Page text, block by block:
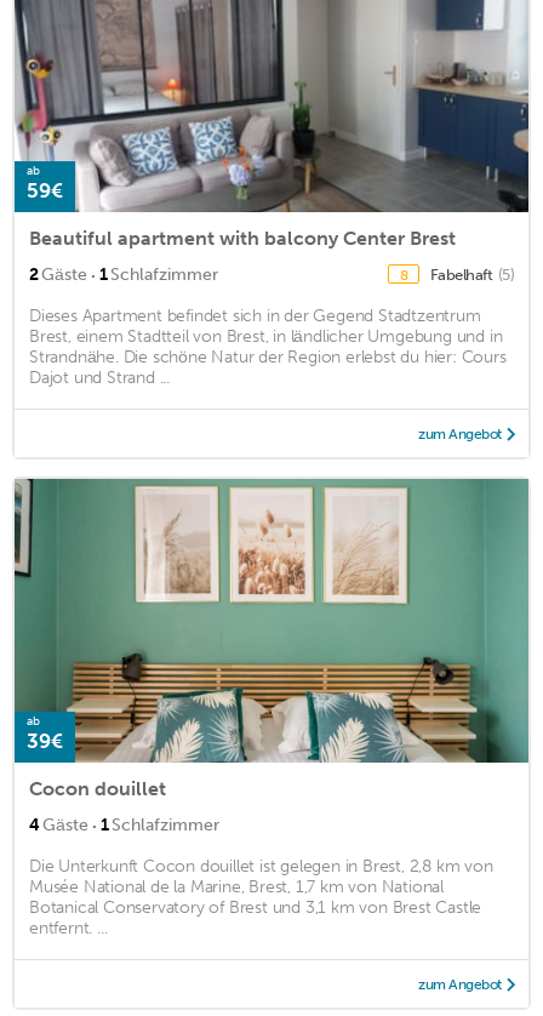
ab
59€
Beautiful apartment with balcony Center Brest
2Gäste · 1Schlafzimmer 8 Fabelhaft (5)
Dieses Apartment befindet sich in der Gegend Stadtzentrum
Brest, einem Stadtteil von Brest, in ländlicher Umgebung und in
Strandnähe. Die schöne Natur der Region erlebst du hier: Cours
Dajot und Strand ...
zum Angebot
ab
39€
Cocon douillet
4Gäste · 1Schlafzimmer
Die Unterkunft Cocon douillet ist gelegen in Brest, 2,8 km von
Musée National de la Marine, Brest, 1,7 km von National
Botanical Conservatory of Brest und 3,1 km von Brest Castle
entfernt. ...
zum Angebot